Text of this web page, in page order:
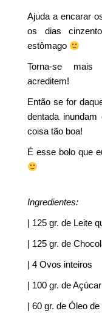
Ajuda a encarar
os dias
estômago
Torna-se mais
acreditem!
Então se for
dentada
coisa tão boa!
É esse bolo que
Ingredientes:
| 125 gr. de Leite
| 125 gr. de
| 4 Ovos inteiros
| 100 gr. de Açúcar
| 60 gr. de Óleo